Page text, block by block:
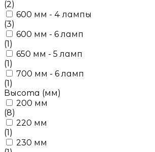
(2)
600 мм - 4 лампы
(3)
600 мм - 6 ламп
(1)
650 мм - 5 ламп
(1)
700 мм - 6 ламп
(1)
Высота (мм)
200 мм
(8)
220 мм
(1)
230 мм